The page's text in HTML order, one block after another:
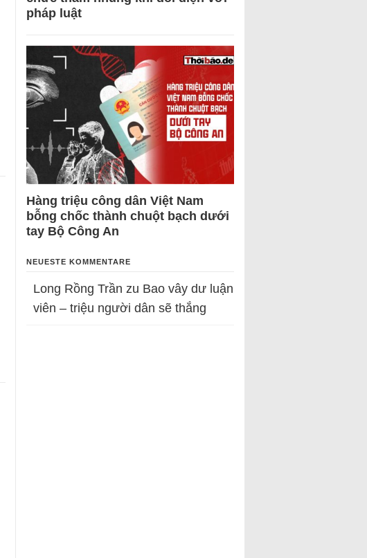
pháp luật
Hàng triệu công dân Việt Nam
bỗng chốc thành chuột bạch dưới
tay Bộ Công An
NEUESTE KOMMENTARE
Long Rồng Trần zu Bao vây dư luận
viên – triệu người dân sẽ thắng